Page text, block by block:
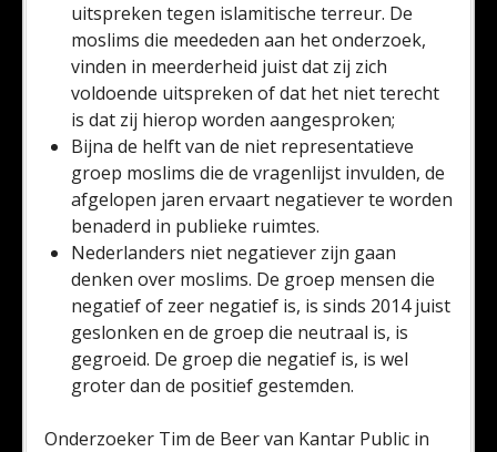
uitspreken tegen islamitische terreur. De
moslims die meededen aan het onderzoek,
vinden in meerderheid juist dat zij zich
voldoende uitspreken of dat het niet terecht
is dat zij hierop worden aangesproken;
Bijna de helft van de niet representatieve
groep moslims die de vragenlijst invulden, de
afgelopen jaren ervaart negatiever te worden
benaderd in publieke ruimtes.
Nederlanders niet negatiever zijn gaan
denken over moslims. De groep mensen die
negatief of zeer negatief is, is sinds 2014 juist
geslonken en de groep die neutraal is, is
gegroeid. De groep die negatief is, is wel
groter dan de positief gestemden.
Onderzoeker Tim de Beer van Kantar Public in